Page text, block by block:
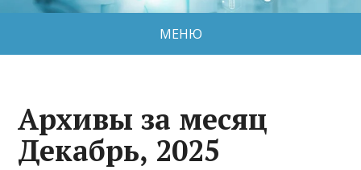
МЕНЮ
Архивы за месяц
Декабрь, 2025